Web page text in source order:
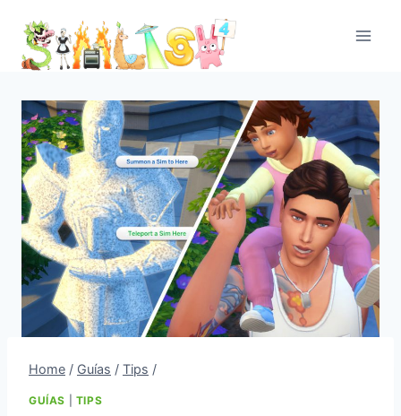
content
Home / Guías / Tips /
GUÍAS TIPS